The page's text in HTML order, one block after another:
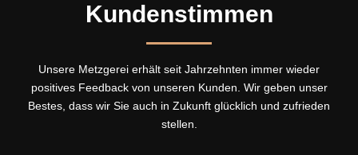
Kundenstimmen
Unsere Metzgerei erhält seit Jahrzehnten immer wieder
positives Feedback von unseren Kunden. Wir geben unser
Bestes, dass wir Sie auch in Zukunft glücklich und zufrieden
stellen.